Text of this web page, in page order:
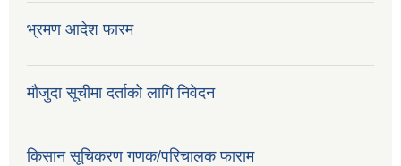
भ्रमण आदेश फारम
मौजुदा सूचीमा दर्ताको लागि निवेदन
किसान सूचिकरण गणक/परिचालक फाराम